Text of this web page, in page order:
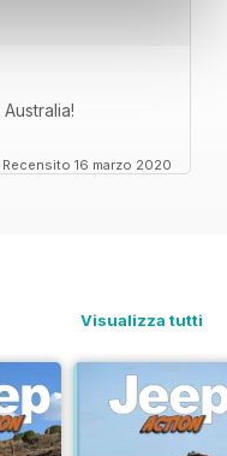
Recensito 16 marzo 2020
Visualizza tutti